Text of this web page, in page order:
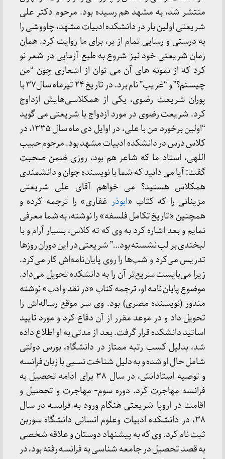
منتشر شد، به مشهد هم رسیده بود. مرحوم دکتر علی
شریعتی اولین بار در دانشکده ادبیات مشهد، چاووشی را
به درستی و رسایی تمام از بر، برای ما روایت کرد. همان
زمان شریعتی خود نیز شروع به طبع آزمایی در شعر نو
کرد که از نمونه های آن می توان از اشعاری چون “من
چیستم؟” و “غریب” نام برد. در تاریخ ۲۴ تیرماه سال۳۷ با
پوران شریعت رضوی، یکی از همکلاسی‌هایش ازداوج
کرد. شریعت رضوی در مورد ازدواج با شریعتی می گوید
“اولین برخورد من با علی، در اوایل دی ماه سال ۱۳۳۵، در
کلاس درس در دانشکده ادبیات مشهد بود. مرحوم حبیب
اللهی، استاد ما که شاعر هم بود، روزی ضمن صحبت
گفت: آیا می دانید که شما با نویسنده جوان و دانشمندی
همکلاس هستید؟ می خواهم آقای علی شریعتی
مزینانی را که کتاب «ابوذر غفاری» را ترجمه کرده و
همچنین «تاریخ تکامل فلسفه» را نوشته، به شما معرفی
نمایم و بعد اشاره کرد به وی که ته کلاس، بسیار آرام و با
لبخندی بر لب نشسته بود…” شریعتی در این دوران روزها
تدریس می‌کرد و شب‌ها را روی پایان‌نامه‌اش کار می‌کرد.
زیرا می‌بایست سریع‌تر آن را به دانشکده تحویل می‌داد.
موضوع پایان نامه او، ترجمه کتاب «در نقد و ادب» نوشته
مندور (نویسنده مصری) بود. وی سر موقع رساله‌اش را
تحویل داد و در موعد مقرر از آن دفاع کرد و مورد تایید
اساتید دانشکده قرار گرفت. بعد از مدتی به او اطلاع داده
شد، بدلیل کسب رتبه ممتاز در دانشگاه، بورس دولتی
شامل حال او شده و به دلیل شناخت نسبی با زبان فرانسه
و توصیه استادانش، در سال ٣۸ برای ادامه تحصیل به
فرانسه مهاجرت کرد. دوره سوم- مهاجرت و تحصیل و
اقامت در اروپا شریعتی هنگام ورود به فرانسه در سال
۳۸، در دانشکده ادبیات وعلوم انسانی دانشگاه سوربن
ثبت نام کرد. وی که به پیشنهاد دوستان و علاقه شخصی
به قصد تحصیل در جامعه شناسی به فرانسه رفته بود، در